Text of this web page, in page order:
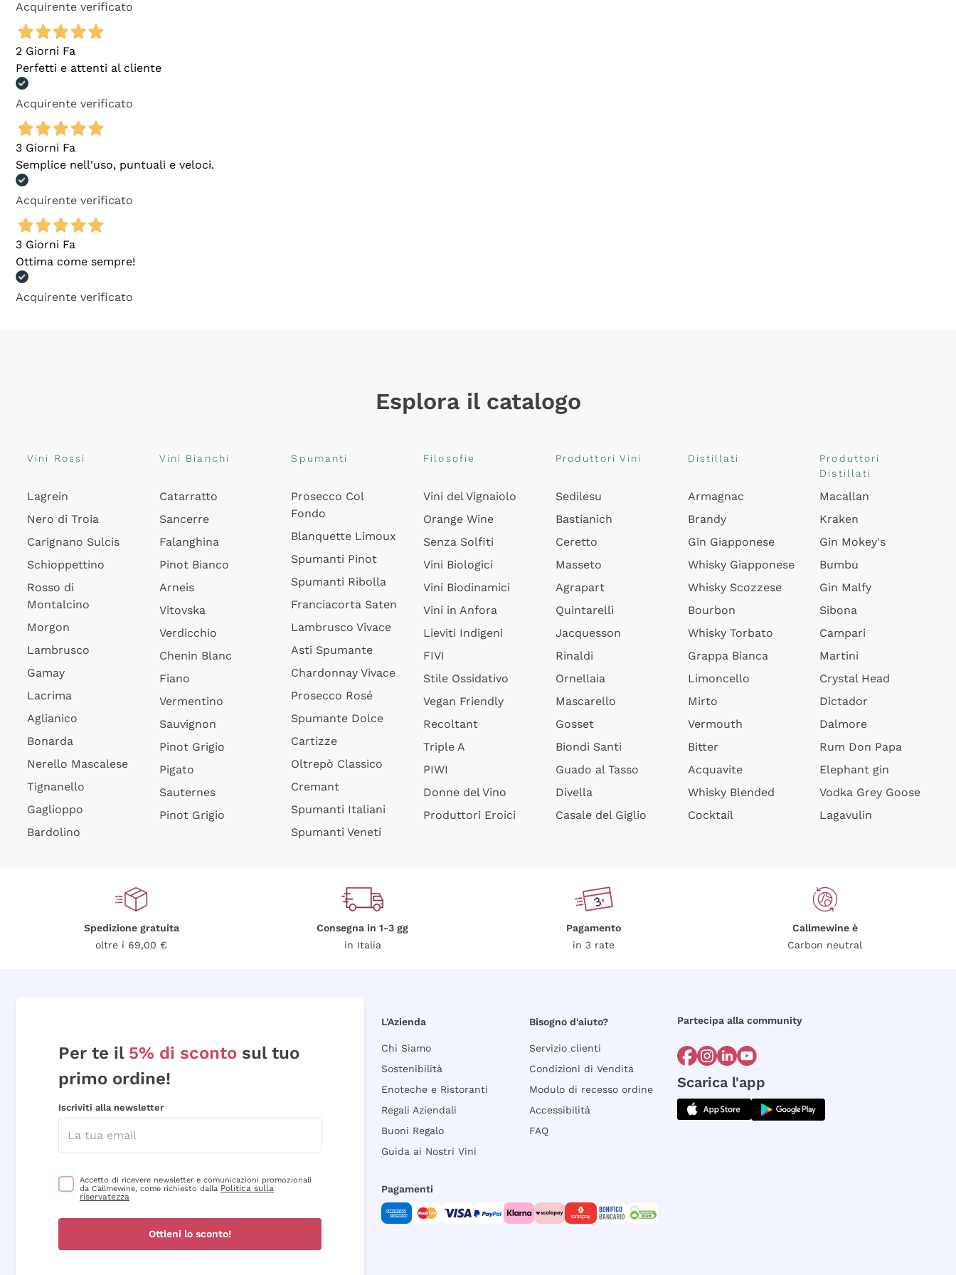
Acquirente verificato
2 Giorni Fa
Perfetti e attenti al cliente
Acquirente verificato
3 Giorni Fa
Semplice nell'uso, puntuali e veloci.
Acquirente verificato
3 Giorni Fa
Ottima come sempre!
Acquirente verificato
Esplora il catalogo
Vini Rossi
Lagrein
Nero di Troia
Carignano Sulcis
Schioppettino
Rosso di
Montalcino
Morgon
Lambrusco
Gamay
Lacrima
Aglianico
Bonarda
Nerello Mascalese
Tignanello
Gaglioppo
Bardolino
Vini Bianchi
Catarratto
Sancerre
Falanghina
Pinot Bianco
Arneis
Vitovska
Verdicchio
Chenin Blanc
Fiano
Vermentino
Sauvignon
Pinot Grigio
Pigato
Sauternes
Pinot Grigio
Spumanti
Prosecco Col
Fondo
Blanquette Limoux
Spumanti Pinot
Spumanti Ribolla
Franciacorta Saten
Lambrusco Vivace
Asti Spumante
Chardonnay Vivace
Prosecco Rosé
Spumante Dolce
Cartizze
Oltrepò Classico
Cremant
Spumanti Italiani
Spumanti Veneti
Filosofie
Vini del Vignaiolo
Orange Wine
Senza Solfiti
Vini Biologici
Vini Biodinamici
Vini in Anfora
Lieviti Indigeni
FIVI
Stile Ossidativo
Vegan Friendly
Recoltant
Triple A
PIWI
Donne del Vino
Produttori Eroici
Produttori Vini
Sedilesu
Bastianich
Ceretto
Masseto
Agrapart
Quintarelli
Jacquesson
Rinaldi
Ornellaia
Mascarello
Gosset
Biondi Santi
Guado al Tasso
Divella
Casale del Giglio
Distillati
Armagnac
Brandy
Gin Giapponese
Whisky Giapponese
Whisky Scozzese
Bourbon
Whisky Torbato
Grappa Bianca
Limoncello
Mirto
Vermouth
Bitter
Acquavite
Whisky Blended
Cocktail
Produttori
Distillati
Macallan
Kraken
Gin Mokey's
Bumbu
Gin Malfy
Sibona
Campari
Martini
Crystal Head
Dictador
Dalmore
Rum Don Papa
Elephant gin
Vodka Grey Goose
Lagavulin
Spedizione gratuita
oltre i 69,00 €
Consegna in 1-3 gg
in Italia
Pagamento
in 3 rate
Callmewine è
Carbon neutral
Per te il 5% di sconto sul tuo
primo ordine!
Iscriviti alla newsletter
Accetto di ricevere newsletter e comunicazioni promozionali
da Callmewine, come richiesto dalla Politica sulla
riservatezza
Ottieni lo sconto!
L'Azienda
Chi Siamo
Sostenibilità
Enoteche e Ristoranti
Regali Aziendali
Buoni Regalo
Guida ai Nostri Vini
Bisogno d'aiuto?
Servizio clienti
Condizioni di Vendita
Modulo di recesso ordine
Accessibilità
FAQ
Partecipa alla community
Scarica l'app
Pagamenti